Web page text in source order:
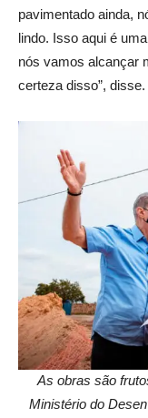
pavimentado ainda,
lindo. Isso aqui é
nós vamos alcançar
certeza disso”, disse.
As obras são
Ministério do